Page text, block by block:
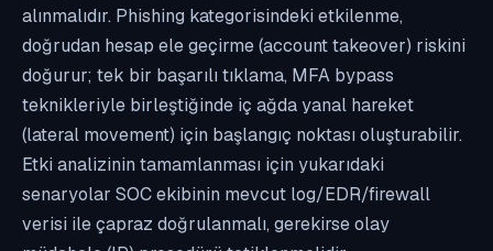
alınmalıdır. Phishing kategorisindeki etkilenme,
doğrudan hesap ele geçirme (account takeover) riskini
doğurur; tek bir başarılı tıklama, MFA bypass
teknikleriyle birleştiğinde iç ağda yanal hareket
(lateral movement) için başlangıç noktası oluşturabilir.
Etki analizinin tamamlanması için yukarıdaki
senaryolar SOC ekibinin mevcut log/EDR/firewall
verisi ile çapraz doğrulanmalı, gerekirse olay